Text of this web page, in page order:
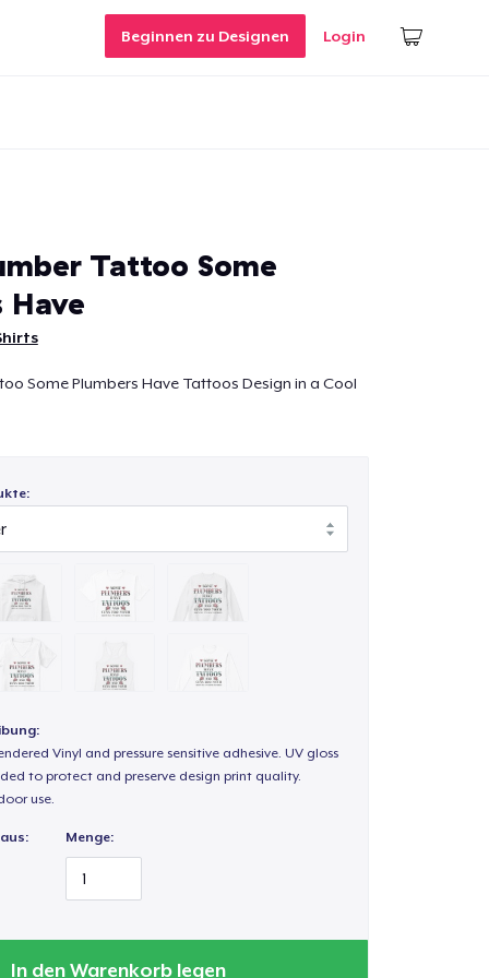
Beginnen zu Designen Login
Tattoo Some
Have
Some Plumbers Have Tattoos Design in a Cool
Vinyl and pressure sensitive adhesive. UV gloss
to protect and preserve design print quality.
use.
Menge:
In den Warenkorb legen